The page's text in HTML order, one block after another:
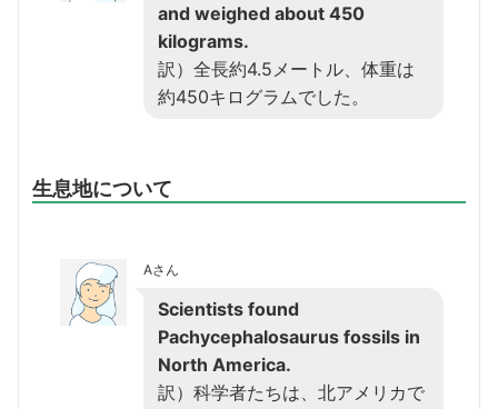
and weighed about 450
kilograms.
訳）全長約4.5メートル、体重は
約450キログラムでした。
生息地について
Aさん
Scientists found
Pachycephalosaurus fossils in
North America.
訳）科学者たちは、北アメリカで